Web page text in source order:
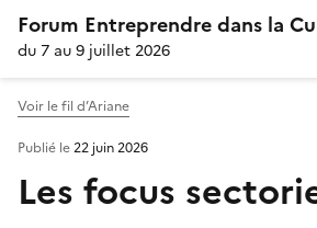
Forum Entreprendre dans la
du 7 au 9 juillet 2026
Voir le fil d’Ariane
Les focus
Publié le22 juin 2026